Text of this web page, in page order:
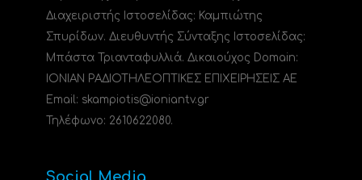
Διαχειριστής Ιστοσελίδας: Καμπιώτης
Σπυρίδων. Διευθυντής Σύνταξης Ιστοσελίδας:
Μπάστα Τριανταφυλλιά. Δικαιούχος Domain:
ΙΟΝΙΑΝ ΡΑΔΙΟΤΗΛΕΟΠΤΙΚΕΣ ΕΠΙΧΕΙΡΗΣΕΙΣ ΑΕ
Email: skampiotis@ioniantv.gr
Τηλέφωνο: 2610622080.